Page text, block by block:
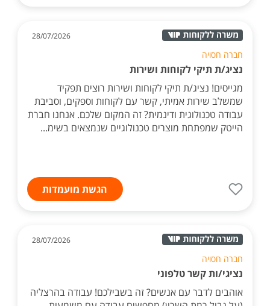
28/07/2026
חברה חסויה
נציג/ת תיקי לקוחות ושירות
מגייסים! נציג/ת תיקי לקוחות ושירות רוצים תפקיד
שמשלב שירות אמיתי, קשר עם לקוחות וספקים, וסביבת
עבודה טכנולוגית ודינמית? זה המקום שלכם. אנחנו חברת
הייטק שמפתחת מוצרים טכנולוגיים שנמצאים בשימ...
הגשת מועמדות
28/07/2026
חברה חסויה
נציגי/ות קשר טלפוני
אוהבים לדבר עם אנשים? זה בשבילכם! עבודה בהרצליה